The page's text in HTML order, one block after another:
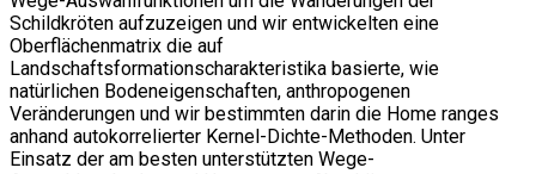
Schildkröten aufzuzeigen und wir entwickelten eine
Oberflächenmatrix die auf
Landschaftsformationscharakteristika basierte, wie
natürlichen Bodeneigenschaften, anthropogenen
Veränderungen und wir bestimmten darin die Home ranges
anhand autokorrelierter Kernel-Dichte-Methoden. Unter
Einsatz der am besten unterstützten Wege-